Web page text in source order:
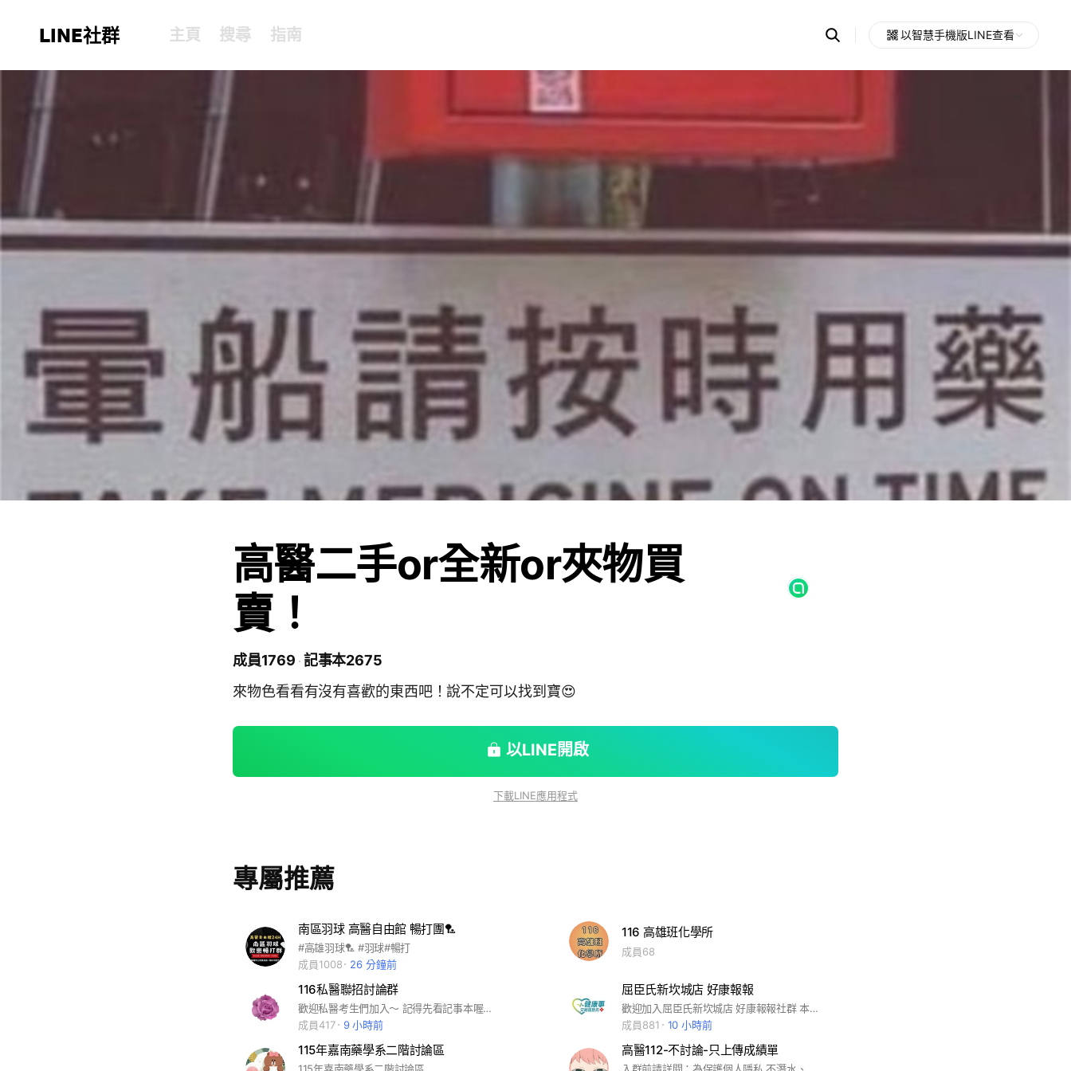
LINE社群 主頁 搜尋 指南 Search
OpenChats
messages
search
以智慧手機版LINE查看
高醫二手or全新or夾物買
賣！
成員1769 記事本2675
來物色看看有沒有喜歡的東西吧！說不定可以找到寶😍
以LINE開啟
下載LINE應用程式
專屬推薦
南區羽球 高醫自由館 暢打團🏸
#高雄羽球🏸 #羽球#暢打
成員1008
26 分鐘前
116 高雄班化學所
成員68
116私醫聯招討論群
歡迎私醫考生們加入～ 記得先看記事本喔！ 1. 以討論「準備方式」為主，tag我後再輸入問題就可以了！ 2. 目前不幫忙大家解題，但成員們可以互相幫忙。每一題開一個記事本，其他成員可以在留言區寫解題步驟～ 3. 請大家有禮貌地發問和回答問題，且不要催促成員或我回覆。大家都抱持著共同進步的理念加入這個群組，所以一起維護舒服的學習氛圍吧>< 4. 請大家盡量避免問重複的問題喔！可以多多利用關鍵字查詢的功能～
成員417
9 小時前
屈臣氏新坎城店 好康報報
歡迎加入屈臣氏新坎城店 好康報報社群 本社群會不定時PO出屈臣氏好康優惠訊息，以利您 隨時掌握門市最新活動與促銷資訊！ 這是一個公開的社群，要麻煩大家遵守注意事項(版 規）如下： 1. 加入後，可點選「設定」＞「關閉提醒」 為避免影響大家休息，社群發送及回覆訊息時間為早上11點-晚上9點，若於時段外有任何問題，可先於 社群留言，小編們看到後會盡快於服務時間内依序回覆。 2.為保障您的資訊安全，請勿於社群中透露任何個人資訊，例如：個人LINE ID、姓名、電話、電子信箱、地址、會員卡號、信用卡號等，門市人員亦不會要求 您提供上述訊息或任何個人資料。 3.本社群不會主動或私下通知您進行付款、確認款項 等等相關交易作業，也不會請您至 ATM轉帳或進行任何 操作，所有交易活動均需至屈臣氏實體門市完成。 4.本社群為分享屈臣氏優惠活動專用，相關貼文或照片以門市相關活動或詢問商品為主，請大家務必遵守 LINE社群使用條款，也請留意不要於社群內討論政治、宗教、種族、性別取向等議題，並謝絕任何廣告。為維護其他人權益，屈臣氏有絕對權利保留備份 或刪除包括但不限於含有上述所列内容之留言，並由 社群管理員將違反LINE社群使用條款及上述注意事項 之使用者退出社群，謝謝大家配合！ 有任何商品或活動優惠訊息歡迎提問喔！ 因小編主要工作為門市服務，可能無法於第一時間回覆訊息，還請大家多多包涵！ 門市電話：07-311-1035 門市營業時間：10:30-22:30 門市地址：高雄市三民區自由一路105號1-2F 屈臣氏新坎城店歡迎您的加入！
成員881
10 小時前
115年嘉南藥學系二階討論區 高醫112-不討論-只上傳成績單